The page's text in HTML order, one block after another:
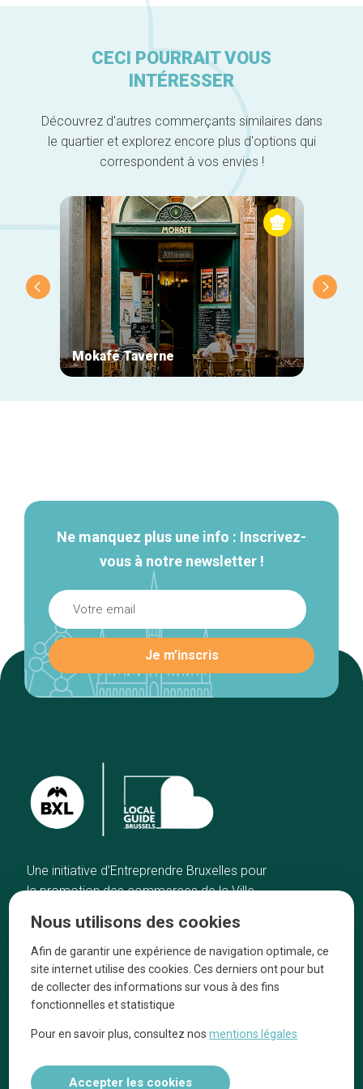
CECI POURRAIT VOUS
INTÉRESSER
Découvrez d'autres commerçants similaires dans
le quartier et explorez encore plus d'options qui
correspondent à vos envies !
Mokafé Taverne
Ne manquez plus une info : Inscrivez-
vous à notre newsletter !
Une initiative d’Entreprendre Bruxelles pour
la promotion des commerces de la Ville
Accueil
Bonnes adresses
Quartiers
Blog
Tops 10
Artisans
A propos
On parle de nous
Nous utilisons des cookies
Afin de garantir une expérience de navigation optimale, ce
site internet utilise des cookies. Ces derniers ont pour but
de collecter des informations sur vous à des fins
fonctionnelles et statistique
Pour en savoir plus, consultez nosmentions légales
Accepter les cookies